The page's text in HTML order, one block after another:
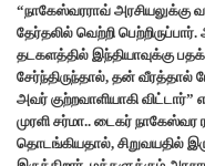
“நாகேஸ்வரராவ் அரசியலுக்கு
தேர்தலில் வெற்றி
தடகளத்தில் இந்தியாவுக்கு
சேர்ந்திருந்தால், தன் வீரத்தால்
அவர் குற்றவாளியாகி
முரளி சர்மா.. டைகர்
தொடங்கியதால், சிறுவயதில்